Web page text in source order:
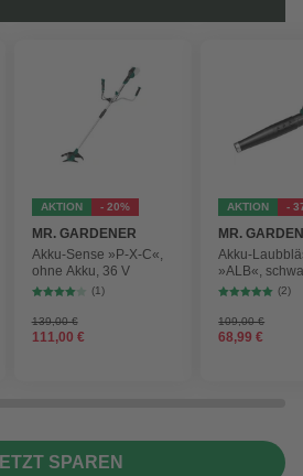
AKTION - 20%
MR. GARDENER
Akku-Sense »P-X-C«,
ohne Akku, 36 V
(1)
139,00 €
111,00 €
AKTION -
MR.
Akku-
»ALB«,
max.
210 km/h
(2)
109,00 €
68,99 €
SPAREN